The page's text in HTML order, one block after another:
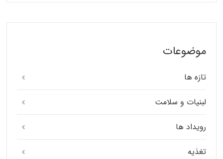
موضوعات
تازه ها
لبنیات و سلامت
رویداد ها
تغذیه